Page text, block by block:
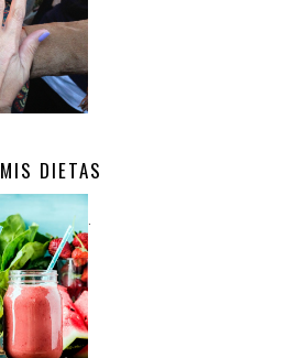
MIS DIETAS
.